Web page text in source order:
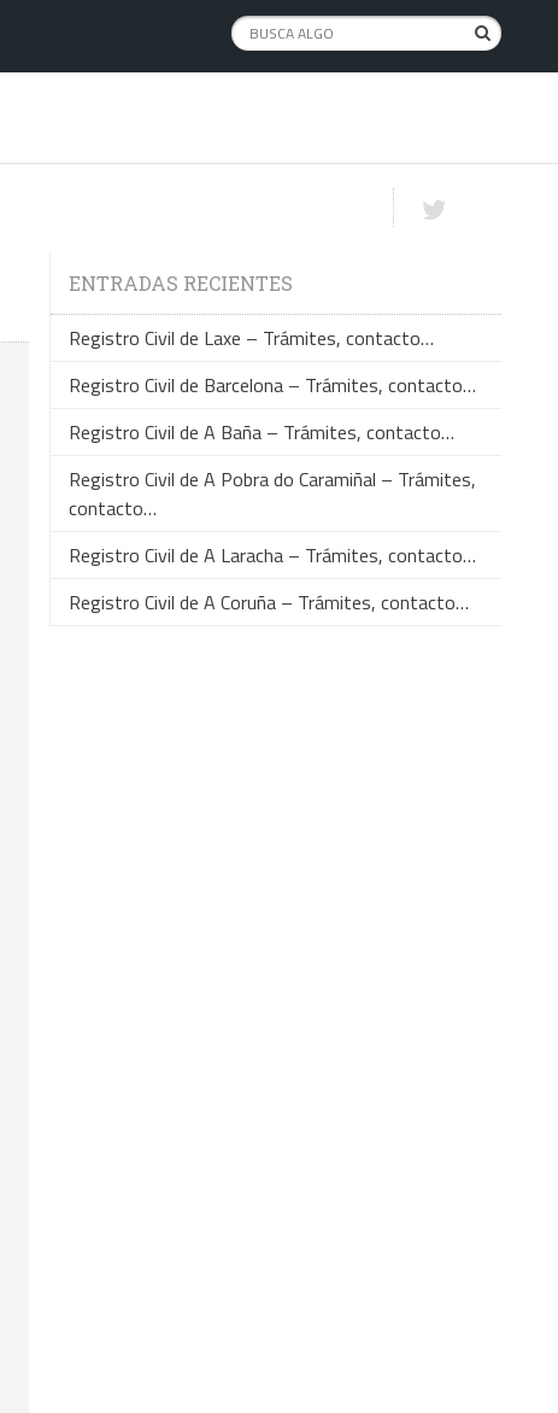
ENTRADAS RECIENTES
Registro Civil de Laxe – Trámites, contacto…
Registro Civil de Barcelona – Trámites, contacto…
Registro Civil de A Baña – Trámites, contacto…
Registro Civil de A Pobra do Caramiñal – Trámites,
contacto…
Registro Civil de A Laracha – Trámites, contacto…
Registro Civil de A Coruña – Trámites, contacto…